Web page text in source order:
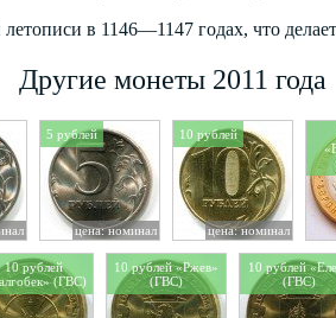
в 1146—1147 годах, что
Другие монеты 2011 года
5 рублей
цена: номинал
10 рублей
цена: номинал
10 рублей
(ГВС)
10 рублей «Ржев»
(ГВС)
10 рублей
(ГВС)